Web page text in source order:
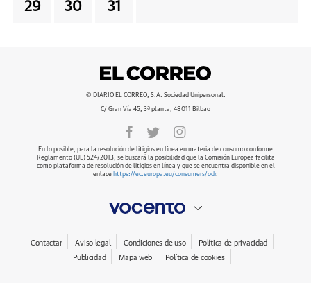
29 30 31
© DIARIO EL CORREO, S.A. Sociedad Unipersonal.
C/ Gran Vía 45, 3ª planta, 48011 Bilbao
En lo posible, para la resolución de litigios en línea en materia de consumo conforme
Reglamento (UE) 524/2013, se buscará la posibilidad que la Comisión Europea facilita
como plataforma de resolución de litigios en línea y que se encuentra disponible en el
enlace https://ec.europa.eu/consumers/odr.
Contactar Aviso legal Condiciones de uso
Política de privacidad
Publicidad
Mapa web Política de cookies